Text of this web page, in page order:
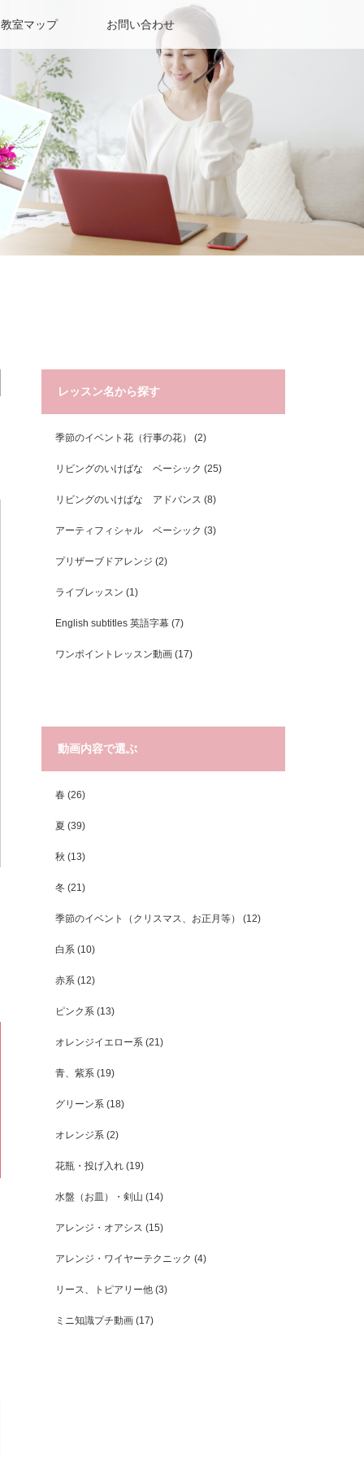
教室マップ お問い合わせ
レッスン名から探す
季節のイベント花（行事の花） (2)
リビングのいけばな ベーシック (25)
リビングのいけばな アドバンス (8)
アーティフィシャル ベーシック (3)
プリザーブドアレンジ (2)
ライブレッスン (1)
English subtitles 英語字幕 (7)
ワンポイントレッスン動画 (17)
動画内容で選ぶ
春 (26)
夏 (39)
秋 (13)
冬 (21)
季節のイベント（クリスマス、お正月等） (12)
白系 (10)
赤系 (12)
ピンク系 (13)
オレンジイエロー系 (21)
青、紫系 (19)
グリーン系 (18)
オレンジ系 (2)
花瓶・投げ入れ (19)
水盤（お皿）・剣山 (14)
アレンジ・オアシス (15)
アレンジ・ワイヤーテクニック (4)
リース、トピアリー他 (3)
ミニ知識プチ動画 (17)